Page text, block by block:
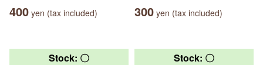
400 yen (tax included) 300 yen (tax included)
Stock: 〇 Stock: 〇